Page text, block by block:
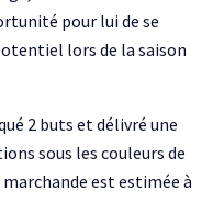
pour lui de se
lors de la saison
2 buts et délivré une
sous les couleurs de
est estimée à